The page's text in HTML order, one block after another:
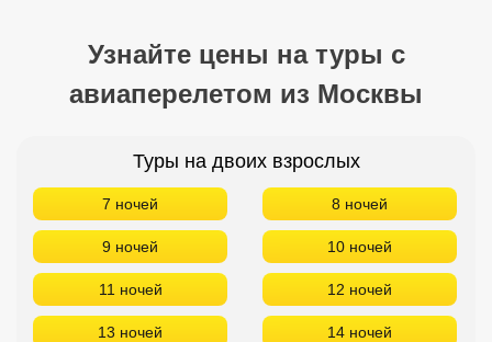
Узнайте цены на туры с
авиаперелетом из Москвы
Туры на двоих взрослых
7 ночей 8 ночей
9 ночей 10 ночей
11 ночей 12 ночей
13 ночей 14 ночей